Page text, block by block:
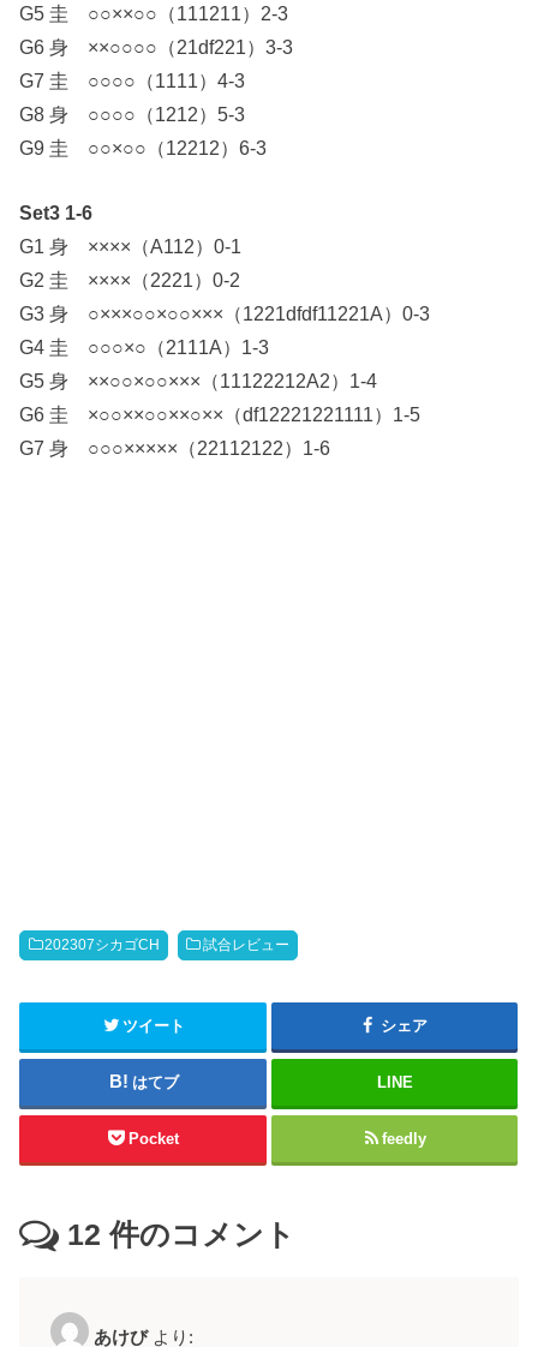
G5 圭 ○○××○○（111211）2-3
G6 身 ××○○○○（21df221）3-3
G7 圭 ○○○○（1111）4-3
G8 身 ○○○○（1212）5-3
G9 圭 ○○×○○（12212）6-3
Set3 1-6
G1 身 ××××（A112）0-1
G2 圭 ××××（2221）0-2
G3 身 ○×××○○×○○×××（1221dfdf11221A）0-3
G4 圭 ○○○×○（2111A）1-3
G5 身 ××○○×○○×××（11122212A2）1-4
G6 圭 ×○○××○○××○××（df12221221111）1-5
G7 身 ○○○×××××（22112122）1-6
202307シカゴCH 試合レビュー
ツイート シェア
はてブ LINE
Pocket feedly
12 件のコメント
あけび より: